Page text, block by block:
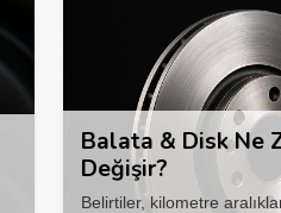
Balata & Disk Ne
Değişir?
Belirtiler, kilometre